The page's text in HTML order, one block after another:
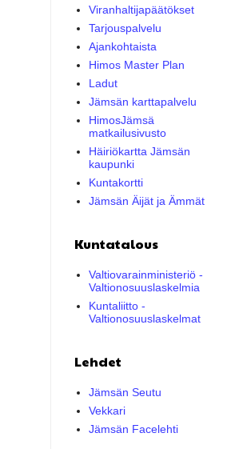
Viranhaltijapäätökset
Tarjouspalvelu
Ajankohtaista
Himos Master Plan
Ladut
Jämsän karttapalvelu
HimosJämsä
matkailusivusto
Häiriökartta Jämsän
kaupunki
Kuntakortti
Jämsän Äijät ja Ämmät
Kuntatalous
Valtiovarainministeriö -
Valtionosuuslaskelmia
Kuntaliitto -
Valtionosuuslaskelmat
Lehdet
Jämsän Seutu
Vekkari
Jämsän Facelehti